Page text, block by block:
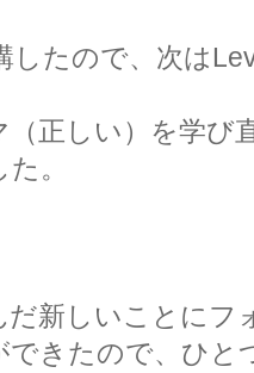
したので、次は
（正しい）を学び
。
だ新しいことにフ
できたので、ひと